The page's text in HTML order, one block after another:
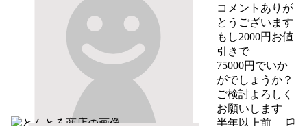
コメントありが
とうございます
もし2000円お値
引きで
75000円でいか
がでしょうか？
ご検討よろしく
お願いします
半年以上前